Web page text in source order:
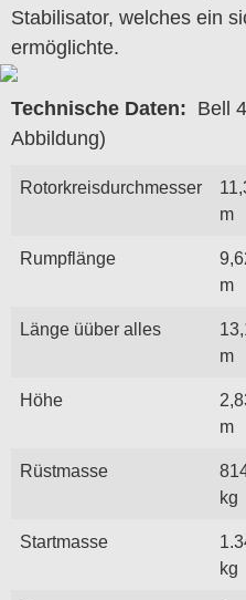
Stabilisator, welches ein
ermöglichte.
Technische Daten: Bell
Abbildung)
Rotorkreisdurchmesser
m
Rumpflänge
m
Länge üüber alles
m
Höhe
m
Rüstmasse
kg
Startmasse
kg